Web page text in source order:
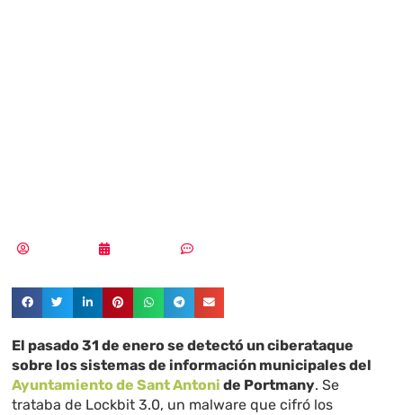
El pasado 31 de enero se detectó un ciberataque
sobre los sistemas de información municipales del
Ayuntamiento de Sant Antoni de Portmany. Se
trataba de Lockbit 3.0, un malware que cifró los